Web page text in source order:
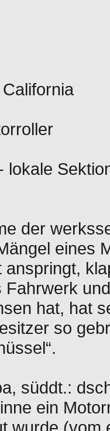
lokale
der
eines
hat, hat
so
süddt.:
ein